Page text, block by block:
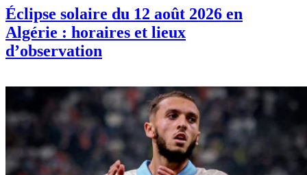
Éclipse solaire du 12 août 2026 en
Algérie : horaires et lieux
d’observation